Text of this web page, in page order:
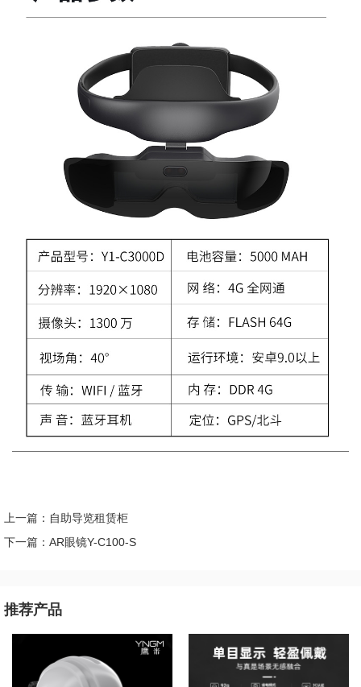
上一篇：自助导览租赁柜
下一篇：AR眼镜Y-C100-S
推荐产品